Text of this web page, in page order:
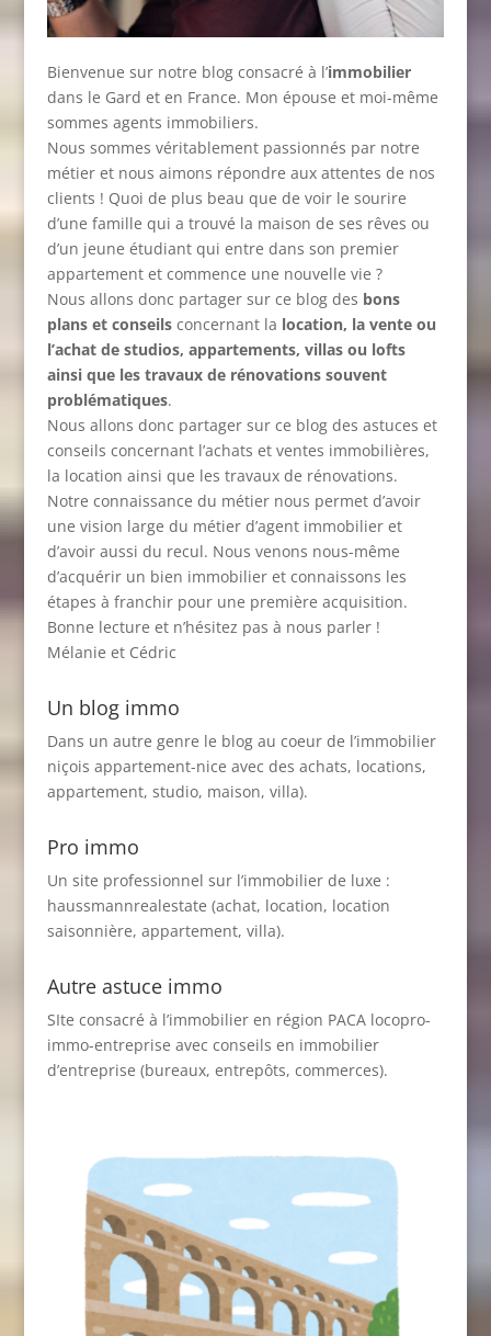
Bienvenue sur notre blog consacré à l’immobilier
dans le Gard et en France. Mon épouse et moi-même
sommes agents immobiliers.
Nous sommes véritablement passionnés par notre
métier et nous aimons répondre aux attentes de nos
clients ! Quoi de plus beau que de voir le sourire
d’une famille qui a trouvé la maison de ses rêves ou
d’un jeune étudiant qui entre dans son premier
appartement et commence une nouvelle vie ?
Nous allons donc partager sur ce blog des bons
plans et conseilsconcernant la location, la vente ou
l’achat de studios, appartements, villas ou lofts
ainsi que les travaux de rénovations souvent
problématiques.
Nous allons donc partager sur ce blog des astuces et
conseils concernant l’achats et ventes immobilières,
la location ainsi que les travaux de rénovations.
Notre connaissance du métier nous permet d’avoir
une vision large du métier d’agent immobilier et
d’avoir aussi du recul. Nous venons nous-même
d’acquérir un bien immobilier et connaissons les
étapes à franchir pour une première acquisition.
Bonne lecture et n’hésitez pas à nous parler !
Mélanie et Cédric
Un blog immo
Dans un autre genre le blog au coeur de l’immobilier
niçois appartement-nice avec des achats, locations,
appartement, studio, maison, villa).
Pro immo
Un site professionnel sur l’immobilier de luxe :
haussmannrealestate (achat, location, location
saisonnière, appartement, villa).
Autre astuce immo
SIte consacré à l’immobilier en région PACA locopro-
immo-entreprise avec conseils en immobilier
d’entreprise (bureaux, entrepôts, commerces).